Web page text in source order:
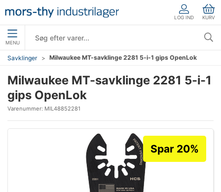
LOG IND KURV
MENU
Savklinger Milwaukee MT-savklinge 2281 5-i-1 gips OpenLok
Milwaukee MT-savklinge 2281 5-i-1
gips OpenLok
Varenummer: MIL48852281
Spar 20%